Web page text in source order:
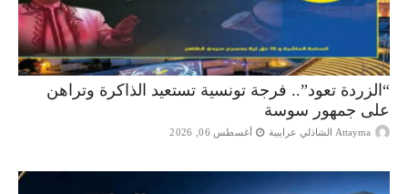
“الزردة تعود”.. فرجة تونسية تستعيد الذاكرة وتراهن
على جمهور سوسة
Attayma الشاذلي عرايبية أغسطس 06, 2026